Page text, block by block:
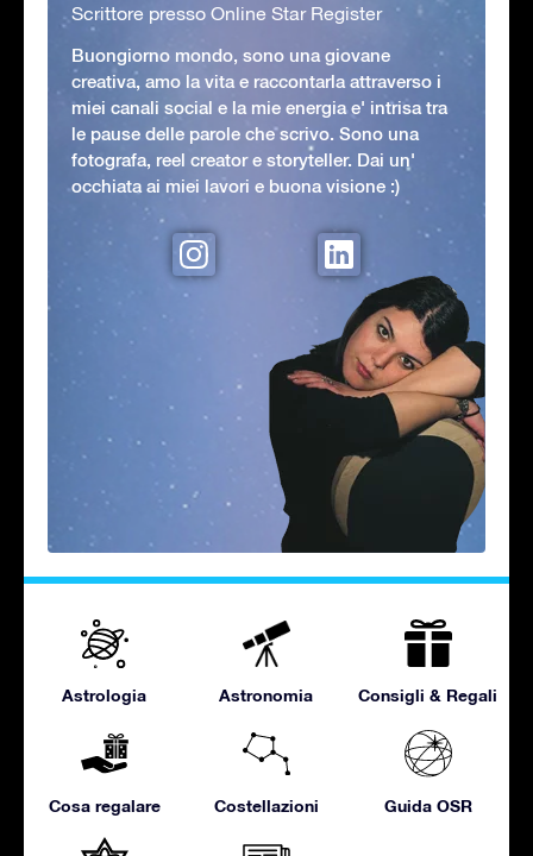
Scrittore presso Online Star Register
Buongiorno mondo, sono una giovane
creativa, amo la vita e raccontarla attraverso i
miei canali social e la mie energia e' intrisa tra
le pause delle parole che scrivo. Sono una
fotografa, reel creator e storyteller. Dai un'
occhiata ai miei lavori e buona visione :)
Astrologia Astronomia Consigli & Regali
Cosa regalare Costellazioni Guida OSR